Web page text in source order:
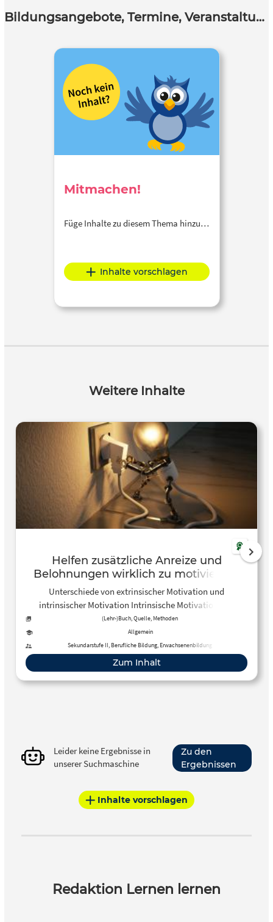
Bildungsangebote, Termine, Veranstaltungen
Mitmachen!
Füge Inhalte zu diesem Thema hinzu…
Inhalte vorschlagen
Weitere Inhalte
Helfen zusätzliche Anreize und
Belohnungen wirklich zu motivieren?
Sollte eine Tätigkeit selbst nicht besser
so gestaltet sein, dass sie von sich aus
motiviert?
Unterschiede von extrinsischer Motivation und
intrinsischer Motivation Intrinsische Motivation und
extrinsische Motivation von Verhalten Korrumpierender
Effekt extrinsischer Belohnung
(Lehr-)Buch, Quelle, Methoden
Allgemein
Sekundarstufe II, Berufliche Bildung, Erwachsenenbildung
Zum Inhalt
Leider keine Ergebnisse in
unserer Suchmaschine
Zu den
Ergebnissen
Inhalte vorschlagen
Redaktion Lernen lernen